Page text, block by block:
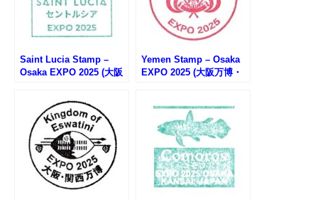
Saint Lucia Stamp –
Osaka EXPO 2025 (大阪
Yemen Stamp – Osaka
EXPO 2025 (大阪万博・